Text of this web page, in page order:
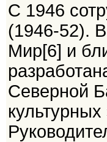
С 1946
(1946-52).
Мир[6] и
Северной